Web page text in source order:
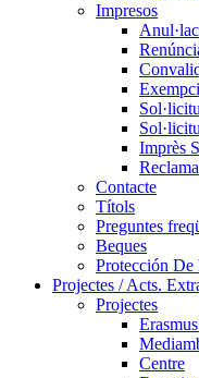
Impresos
Imprès
Contacte
Títols
Preguntes
Beques
Protección De
Projectes / Acts.
Projectes
Centre